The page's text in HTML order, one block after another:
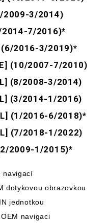
2009-3/2014)
2014-7/2016)*
(6/2016-3/2019)*
(10/2007-7/2010)
(8/2008-3/2014)
(3/2014-1/2016)
(1/2016-6/2018)*
(7/2018-1/2022)
2009-1/2015)*
navigací
dotykovou obrazovkou
jednotkou
navigaci